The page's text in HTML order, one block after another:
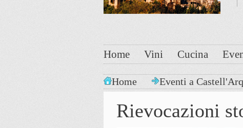
Home Vini Cucina
Home Eventi a
Rievocazioni